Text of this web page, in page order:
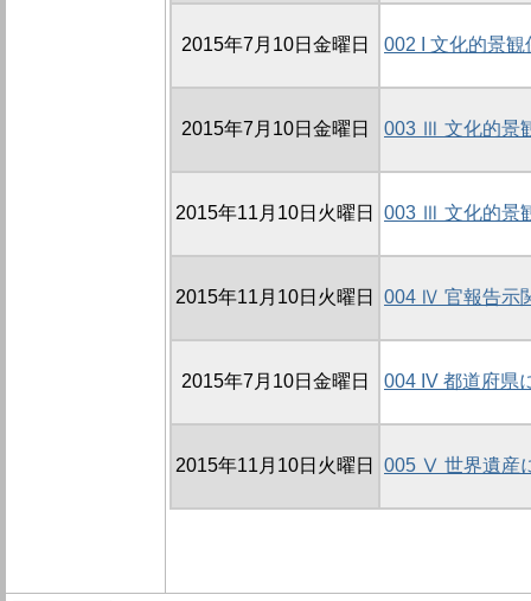
2015年7月10日金曜日 002 I 文化的景
2015年7月10日金曜日 003 Ⅲ 文化的景
2015年11月10日火曜日 003 Ⅲ 文化的景
2015年11月10日火曜日 004 Ⅳ 官報告示
2015年7月10日金曜日 004 IV 都道府県
2015年11月10日火曜日 005 Ⅴ 世界遺産